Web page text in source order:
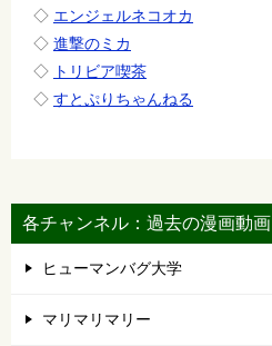
◇ エンジェルネコオカ
◇ 進撃のミカ
◇ トリビア喫茶
◇ すとぷりちゃんねる
各チャンネル：過去の漫画動画
ヒューマンバグ大学
マリマリマリー